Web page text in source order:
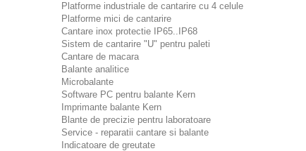
Platforme industriale de cantarire cu 4 celule
Platforme mici de cantarire
Cantare inox protectie IP65..IP68
Sistem de cantarire "U" pentru paleti
Cantare de macara
Balante analitice
Microbalante
Software PC pentru balante Kern
Imprimante balante Kern
Blante de precizie pentru laboratoare
Service - reparatii cantare si balante
Indicatoare de greutate